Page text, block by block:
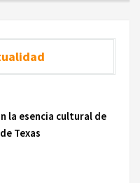
la esencia cultural de
Texas